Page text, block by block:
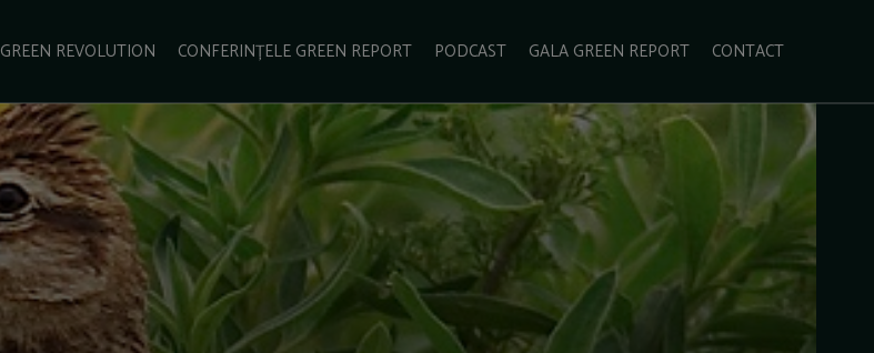
GREEN REVOLUTION CONFERINȚELE GREEN REPORT PODCAST GALA GREEN REPORT CONTACT
SCHIMBĂRI CLIMATICE